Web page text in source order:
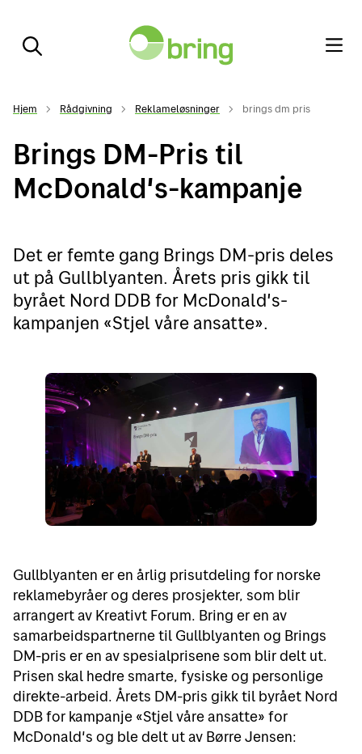
Hjem Rådgivning Reklameløsninger brings dm pris
Brings DM-Pris til
McDonald's-kampanje
Det er femte gang Brings DM-pris deles
ut på Gullblyanten. Årets pris gikk til
byrået Nord DDB for McDonald's-
kampanjen «Stjel våre ansatte».
Gullblyanten er en årlig prisutdeling for norske
reklamebyråer og deres prosjekter, som blir
arrangert av Kreativt Forum. Bring er en av
samarbeidspartnerne til Gullblyanten og Brings
DM-pris er en av spesialprisene som blir delt ut.
Prisen skal hedre smarte, fysiske og personlige
direkte-arbeid. Årets DM-pris gikk til byrået Nord
DDB for kampanje «Stjel våre ansatte» for
McDonald's og ble delt ut av Børre Jensen: